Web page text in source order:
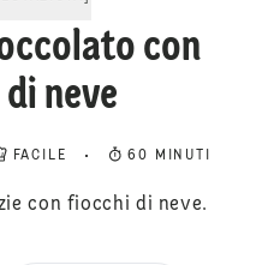
con
neve
FACILE 60 MINUTI
con fiocchi di neve.